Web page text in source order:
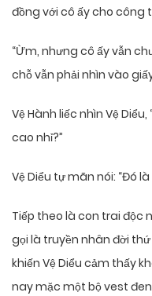
đồng với cô ấy cho công
“Ừm, nhưng cô ấy vẫn
chỗ vẫn phải nhìn vào
Vệ Hành liếc nhìn Vệ
cao nhỉ?”
Vệ Diểu tự mãn nói: “Đó
Tiếp theo là con trai độc
gọi là truyền nhân đời
khiến Vệ Diểu cảm thấy
nay mặc một bộ vest